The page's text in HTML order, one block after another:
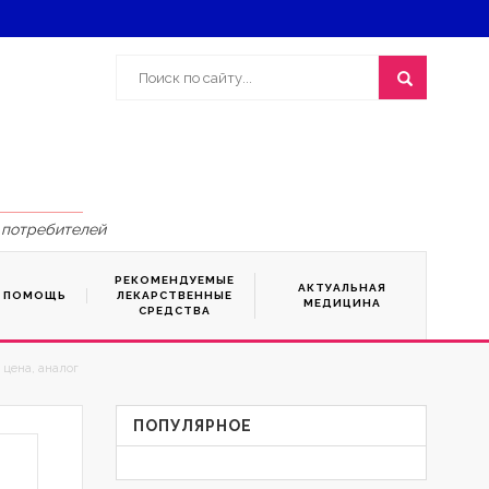
ПОМОЩЬ
РЕКОМЕНДУЕМЫЕ
ЛЕКАРСТВЕННЫЕ
СРЕДСТВА
АКТУАЛЬНАЯ
МЕДИЦИНА
аналог
ПОПУЛЯРНОЕ